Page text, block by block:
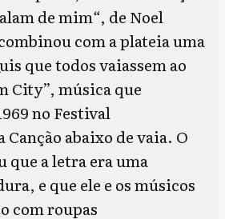
de mim“, de Noel
com a plateia uma
que todos vaiassem ao
City”, música que
no Festival
abaixo de vaia. O
que a letra era uma
e que ele e os músicos
com roupas